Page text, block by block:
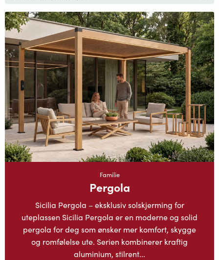
Familie
Pergola
Sicilia Pergola – eksklusiv solskjerming for
uteplassen Sicilia Pergola er en moderne og solid
pergola for deg som ønsker mer komfort, skygge
og romfølelse ute. Serien kombinerer kraftig
aluminium, stilrent...